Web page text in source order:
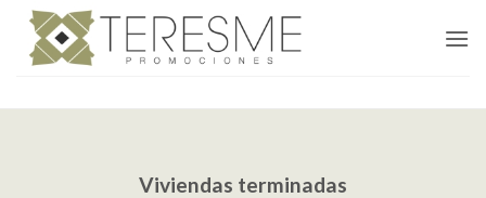
content
Viviendas terminadas